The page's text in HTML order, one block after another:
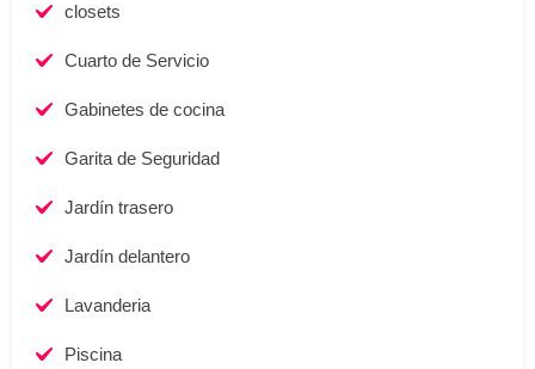
closets
Cuarto de Servicio
Gabinetes de cocina
Garita de Seguridad
Jardí­n trasero
Jardín delantero
Lavanderia
Piscina